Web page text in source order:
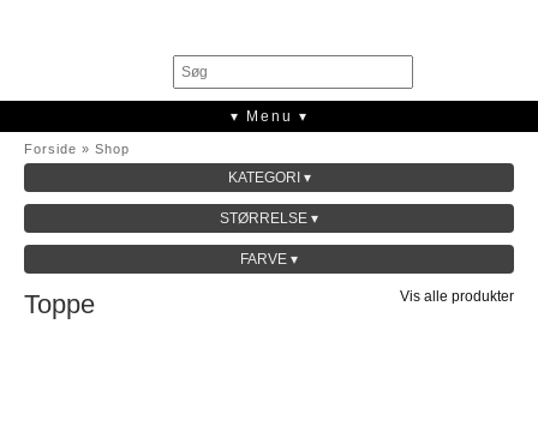
▾ Menu ▾
Forside » Shop
KATEGORI ▾
KOLLEKTION
STØRRELSE ▾
FARVE ▾
Vis alle produkter
Toppe